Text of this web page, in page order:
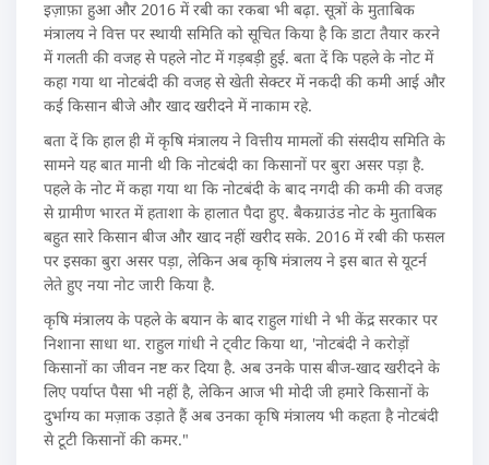
इज़ाफ़ा हुआ और 2016 में रबी का रकबा भी बढ़ा. सूत्रों के मुताबिक
मंत्रालय ने वित्त पर स्थायी समिति को सूचित किया है कि डाटा तैयार करने
में गलती की वजह से पहले नोट में गड़बड़ी हुई. बता दें कि पहले के नोट में
कहा गया था नोटबंदी की वजह से खेती सेक्टर में नकदी की कमी आई और
कई किसान बीजे और खाद खरीदने में नाकाम रहे.
बता दें कि हाल ही में कृषि मंत्रालय ने वित्तीय मामलों की संसदीय समिति के
सामने यह बात मानी थी कि नोटबंदी का किसानों पर बुरा असर पड़ा है.
पहले के नोट में कहा गया था कि नोटबंदी के बाद नगदी की कमी की वजह
से ग्रामीण भारत में हताशा के हालात पैदा हुए. बैकग्राउंड नोट के मुताबिक
बहुत सारे किसान बीज और खाद नहीं खरीद सके. 2016 में रबी की फसल
पर इसका बुरा असर पड़ा, लेकिन अब कृषि मंत्रालय ने इस बात से यूटर्न
लेते हुए नया नोट जारी किया है.
कृषि मंत्रालय के पहले के बयान के बाद राहुल गांधी ने भी केंद्र सरकार पर
निशाना साधा था. राहुल गांधी ने ट्वीट किया था, 'नोटबंदी ने करोड़ों
किसानों का जीवन नष्ट कर दिया है. अब उनके पास बीज-खाद खरीदने के
लिए पर्याप्त पैसा भी नहीं है, लेकिन आज भी मोदी जी हमारे किसानों के
दुर्भाग्य का मज़ाक उड़ाते हैं अब उनका कृषि मंत्रालय भी कहता है नोटबंदी
से टूटी किसानों की कमर."